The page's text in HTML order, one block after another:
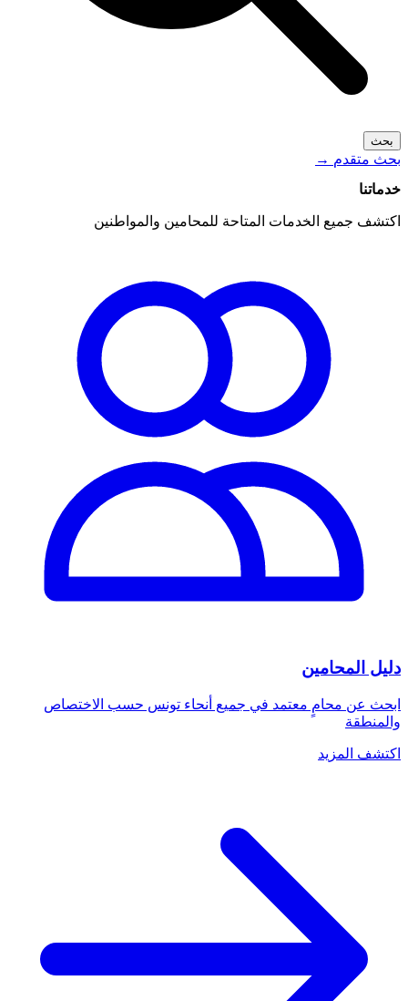
بحث
بحث متقدم →
خدماتنا
اكتشف جميع الخدمات المتاحة للمحامين والمواطنين
دليل المحامين
ابحث عن محامٍ معتمد في جميع أنحاء تونس حسب الاختصاص
والمنطقة
اكتشف المزيد